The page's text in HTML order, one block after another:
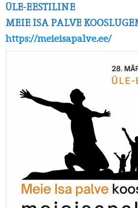
ÜLE-EESTILINE
MEIE ISA PALVE
https://meieisapalve.ee/